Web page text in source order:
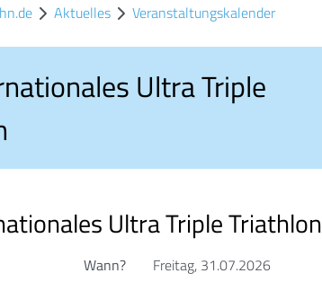
Aktuelles Veranstaltungskalender
Ultra Triple
Ultra Triple Triathlon
Wann?
Freitag, 31.07.2026